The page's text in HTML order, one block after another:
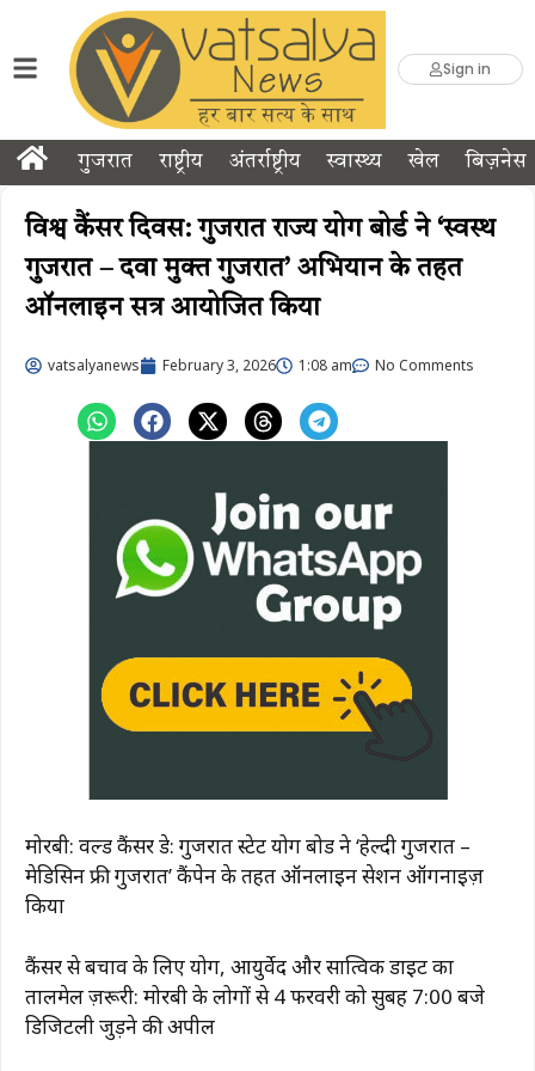
Sign in
गुजरात राष्ट्रीय अंतर्राष्ट्रीय स्वास्थ्य खेल बिज़नेस
विश्व कैंसर दिवस: गुजरात राज्य योग बोर्ड ने ‘स्वस्थ
गुजरात – दवा मुक्त गुजरात’ अभियान के तहत
ऑनलाइन सत्र आयोजित किया
vatsalyanews February 3, 2026 1:08 am No Comments
मोरबी: वर्ल्ड कैंसर डे: गुजरात स्टेट योग बोर्ड ने ‘हेल्दी गुजरात –
मेडिसिन फ्री गुजरात’ कैंपेन के तहत ऑनलाइन सेशन ऑर्गनाइज़
किया
कैंसर से बचाव के लिए योग, आयुर्वेद और सात्विक डाइट का
तालमेल ज़रूरी: मोरबी के लोगों से 4 फरवरी को सुबह 7:00 बजे
डिजिटली जुड़ने की अपील